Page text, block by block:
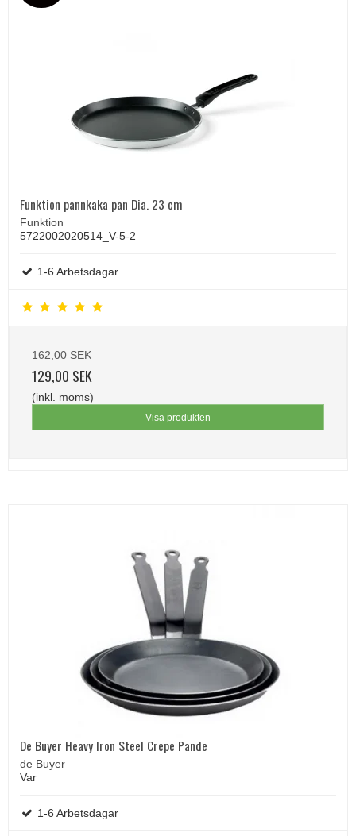
Funktion pannkaka pan Dia. 23 cm
Funktion
5722002020514_V-5-2
1-6 Arbetsdagar
162,00 SEK
129,00 SEK
(inkl. moms)
Visa produkten
De Buyer Heavy Iron Steel Crepe Pande
de Buyer
Var
1-6 Arbetsdagar